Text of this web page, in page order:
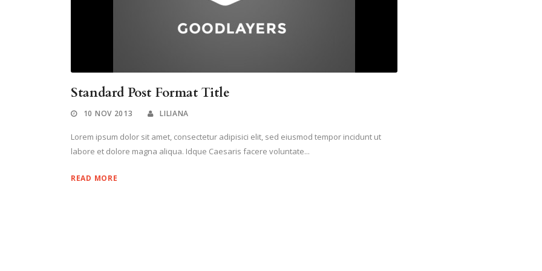
Standard Post Format Title
10 NOV 2013 LILIANA
Lorem ipsum dolor sit amet, consectetur adipisici elit, sed eiusmod tempor incidunt ut
labore et dolore magna aliqua. Idque Caesaris facere voluntate...
READ MORE